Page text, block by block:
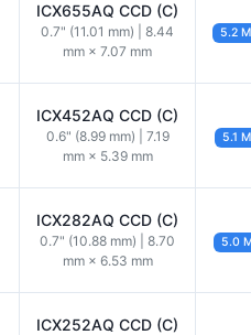
ICX655AQ CCD (C)
0.7" (11.01 mm) | 8.44
mm × 7.07 mm
5.2
ICX452AQ CCD (C)
0.6" (8.99 mm) | 7.19
mm × 5.39 mm
5.1
ICX282AQ CCD (C)
0.7" (10.88 mm) | 8.70
mm × 6.53 mm
5.0
ICX252AQ CCD (C)